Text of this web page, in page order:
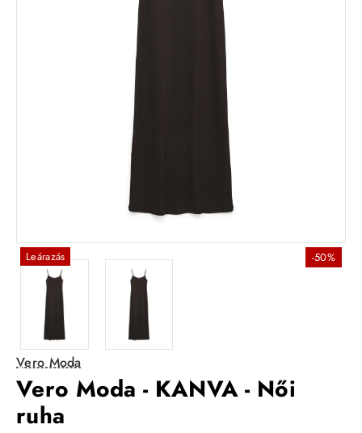
Leárazás -50%
Vero Moda
Vero Moda - KANVA - Női
ruha